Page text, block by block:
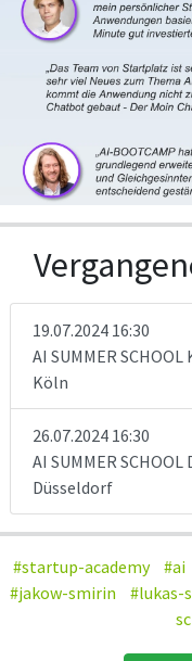
19.07.2024 16:30
AI SUMMER SCHOOL
Köln
26.07.2024 16:30
AI SUMMER
Düsseldorf
#startup-academy #ai
#jakow-smirin
#lukas-